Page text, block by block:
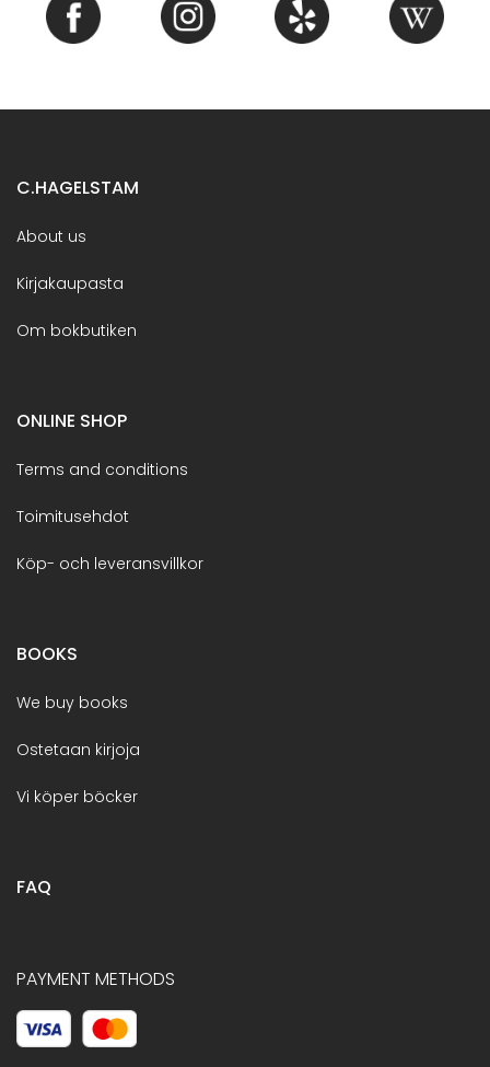
C.HAGELSTAM
About us
Kirjakaupasta
Om bokbutiken
ONLINE SHOP
Terms and conditions
Toimitusehdot
Köp- och leveransvillkor
BOOKS
We buy books
Ostetaan kirjoja
Vi köper böcker
FAQ
PAYMENT METHODS